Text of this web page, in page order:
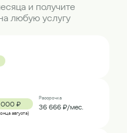
и получите
любую услугу
000 ₽
августа)
Рассрочка
36 666 ₽/мес.